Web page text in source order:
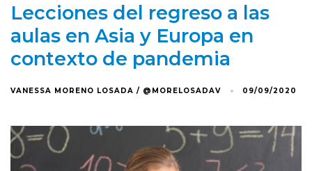
Lecciones del regreso a las
aulas en Asia y Europa en
contexto de pandemia
VANESSA MORENO LOSADA / @MORELOSADAV 09/09/2020